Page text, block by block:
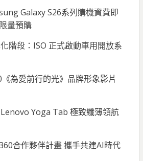
Galaxy S26系列購機資費即
量預購
階段：ISO 正式啟動車用開放系
為愛前行的光》品牌形象影片
Yoga Tab 極致纖薄領航
合作夥伴計畫 攜手共建AI時代